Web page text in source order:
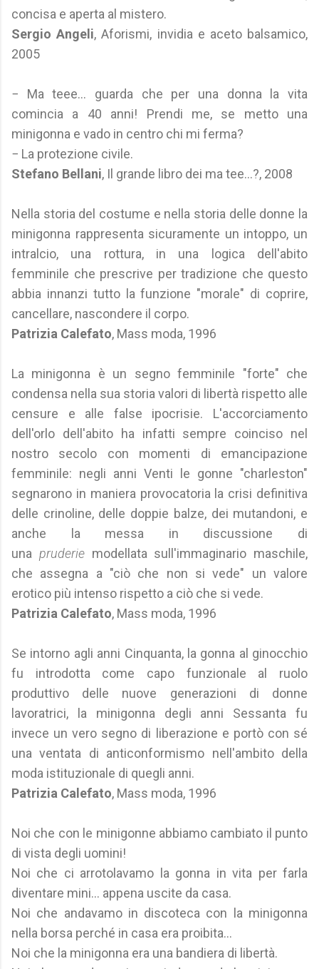
concisa e aperta al mistero.
Sergio Angeli, Aforismi, invidia e aceto balsamico,
2005
− Ma teee... guarda che per una donna la vita
comincia a 40 anni! Prendi me, se metto una
minigonna e vado in centro chi mi ferma?
− La protezione civile.
Stefano Bellani, Il grande libro dei ma tee...?, 2008
Nella storia del costume e nella storia delle donne la
minigonna rappresenta sicuramente un intoppo, un
intralcio, una rottura, in una logica dell'abito
femminile che prescrive per tradizione che questo
abbia innanzi tutto la funzione "morale" di coprire,
cancellare, nascondere il corpo.
Patrizia Calefato, Mass moda, 1996
La minigonna è un segno femminile "forte" che
condensa nella sua storia valori di libertà rispetto alle
censure e alle false ipocrisie. L'accorciamento
dell'orlo dell'abito ha infatti sempre coinciso nel
nostro secolo con momenti di emancipazione
femminile: negli anni Venti le gonne "charleston"
segnarono in maniera provocatoria la crisi definitiva
delle crinoline, delle doppie balze, dei mutandoni, e
anche la messa in discussione di
una pruderiemodellata sull'immaginario maschile,
che assegna a "ciò che non si vede" un valore
erotico più intenso rispetto a ciò che si vede.
Patrizia Calefato, Mass moda, 1996
Se intorno agli anni Cinquanta, la gonna al ginocchio
fu introdotta come capo funzionale al ruolo
produttivo delle nuove generazioni di donne
lavoratrici, la minigonna degli anni Sessanta fu
invece un vero segno di liberazione e portò con sé
una ventata di anticonformismo nell'ambito della
moda istituzionale di quegli anni.
Patrizia Calefato, Mass moda, 1996
Noi che con le minigonne abbiamo cambiato il punto
di vista degli uomini!
Noi che ci arrotolavamo la gonna in vita per farla
diventare mini... appena uscite da casa.
Noi che andavamo in discoteca con la minigonna
nella borsa perché in casa era proibita...
Noi che la minigonna era una bandiera di libertà.